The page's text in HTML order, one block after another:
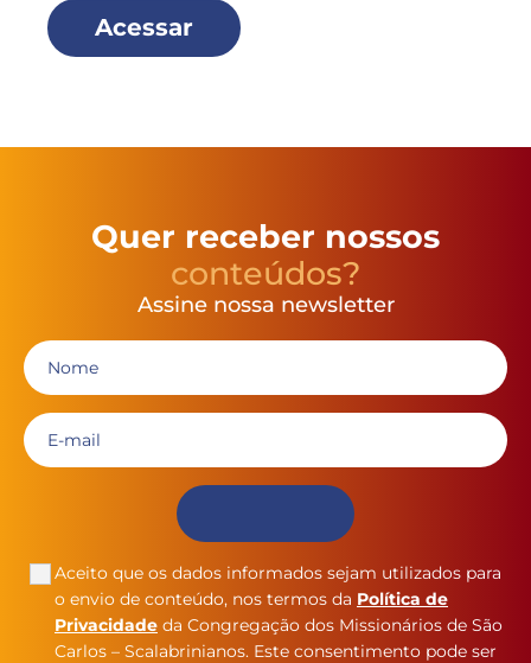
Acessar
Quer receber nossos
conteúdos?
Assine nossa newsletter
Aceito que os dados informados sejam utilizados para
o envio de conteúdo, nos termos da Política de
Privacidade da Congregação dos Missionários de São
Carlos – Scalabrinianos. Este consentimento pode ser